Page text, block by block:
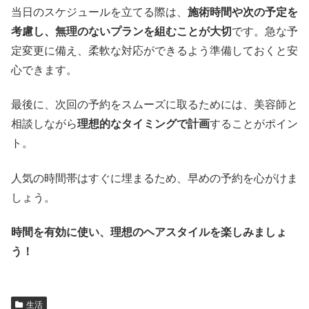
当日のスケジュールを立てる際は、 施術時間や次の予定を
考慮し、無理のないプランを組むことが大切 です。急な予
定変更に備え、柔軟な対応ができるよう準備しておくと安
心できます。
最後に、次回の予約をスムーズに取るためには、美容師と
相談しながら理想的なタイミングで計画することがポイン
ト。
人気の時間帯はすぐに埋まるため、早めの予約を心がけま
しょう。
時間を有効に使い、理想のヘアスタイルを楽しみましょ
う！
生活